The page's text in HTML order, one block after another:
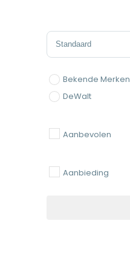
Sort Products
Bekende Merken
DeWalt
Aanbevolen
Aanbieding